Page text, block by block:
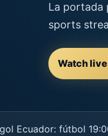
La portada
sports
Watch
fútbol 19:00 ·